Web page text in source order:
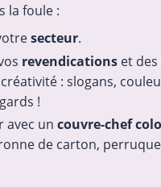
la foule :
secteur.
revendicationset des
: slogans,
!
avec un couvre-chef
de carton,